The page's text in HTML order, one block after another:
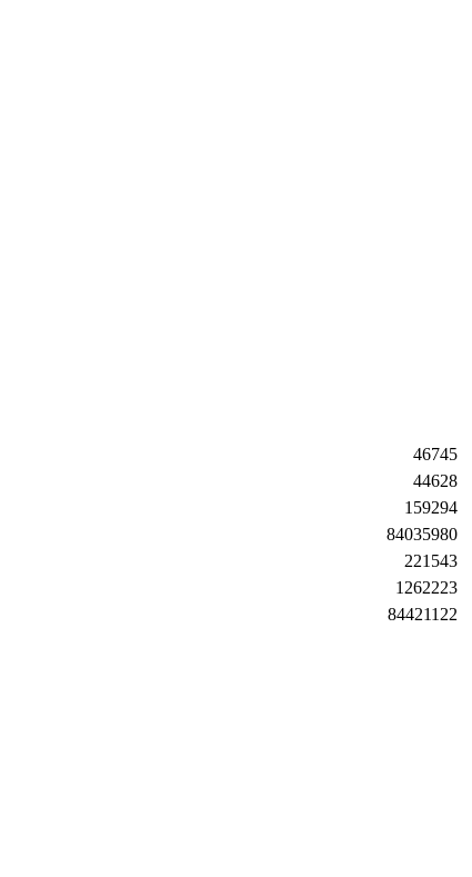
46745
44628
159294
84035980
221543
1262223
84421122